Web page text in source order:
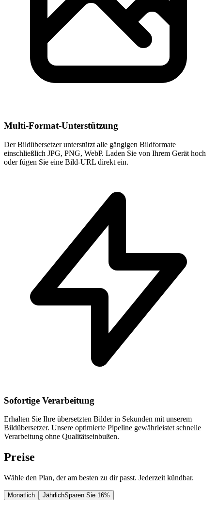
Multi-Format-Unterstützung
Der Bildübersetzer unterstützt alle gängigen Bildformate
einschließlich JPG, PNG, WebP. Laden Sie von Ihrem Gerät hoch
oder fügen Sie eine Bild-URL direkt ein.
Sofortige Verarbeitung
Erhalten Sie Ihre übersetzten Bilder in Sekunden mit unserem
Bildübersetzer. Unsere optimierte Pipeline gewährleistet schnelle
Verarbeitung ohne Qualitätseinbußen.
Preise
Wähle den Plan, der am besten zu dir passt. Jederzeit kündbar.
Monatlich JährlichSparen Sie 16%